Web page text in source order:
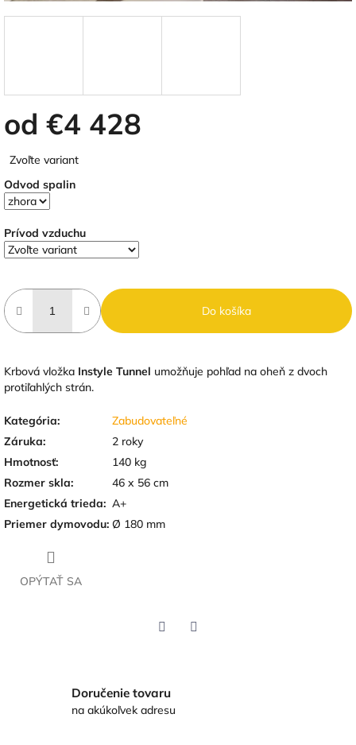
od €4 428
cena:
Zvoľte variant
Odvod spalin
Prívod vzduchu
Do košíka
Krbová vložka Instyle Tunnel umožňuje pohľad na oheň z dvoch
protiľahlých strán.
Kategória:
Zabudovateľné
Záruka:
2 roky
Hmotnosť:
140 kg
Rozmer skla:
46 x 56 cm
Energetická trieda: A+
Priemer dymovodu: Ø 180 mm
OPÝTAŤ SA
Doručenie tovaru
na akúkoľvek adresu